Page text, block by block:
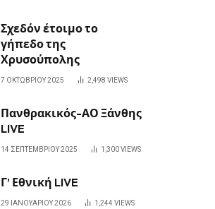
Σχεδόν έτοιμο το
γήπεδο της
Χρυσούπολης
7 ΟΚΤΩΒΡΊΟΥ 2025 2,498 VIEWS
Πανθρακικός-ΑΟ Ξάνθης
LIVE
14 ΣΕΠΤΕΜΒΡΊΟΥ 2025 1,300VIEWS
Γ’ Εθνική LIVE
29 ΙΑΝΟΥΑΡΊΟΥ 2026 1,244 VIEWS